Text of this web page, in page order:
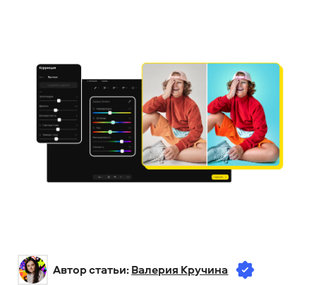
Автор статьи: Валерия Кручина